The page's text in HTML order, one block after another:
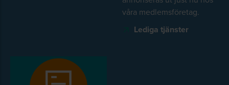
våra medlemsföretag.
Lediga tjänster